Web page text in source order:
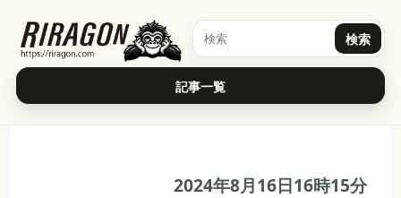
検索
記事一覧
2024年8月16日16時15分